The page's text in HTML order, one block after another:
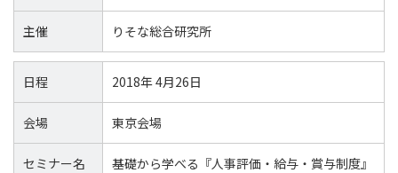
主催 りそな総合研究所
日程 2018年 4月26日
会場 東京会場
セミナー名
基礎から学べる『人事評価・給与・賞与制度』